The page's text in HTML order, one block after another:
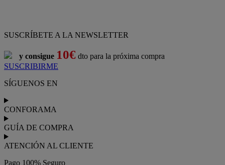
SUSCRÍBETE A LA NEWSLETTER
y consigue 10€ dto para la próxima compra
SUSCRIBIRME
SÍGUENOS EN
CONFORAMA
GUÍA DE COMPRA
ATENCIÓN AL CLIENTE
Pago 100% Seguro